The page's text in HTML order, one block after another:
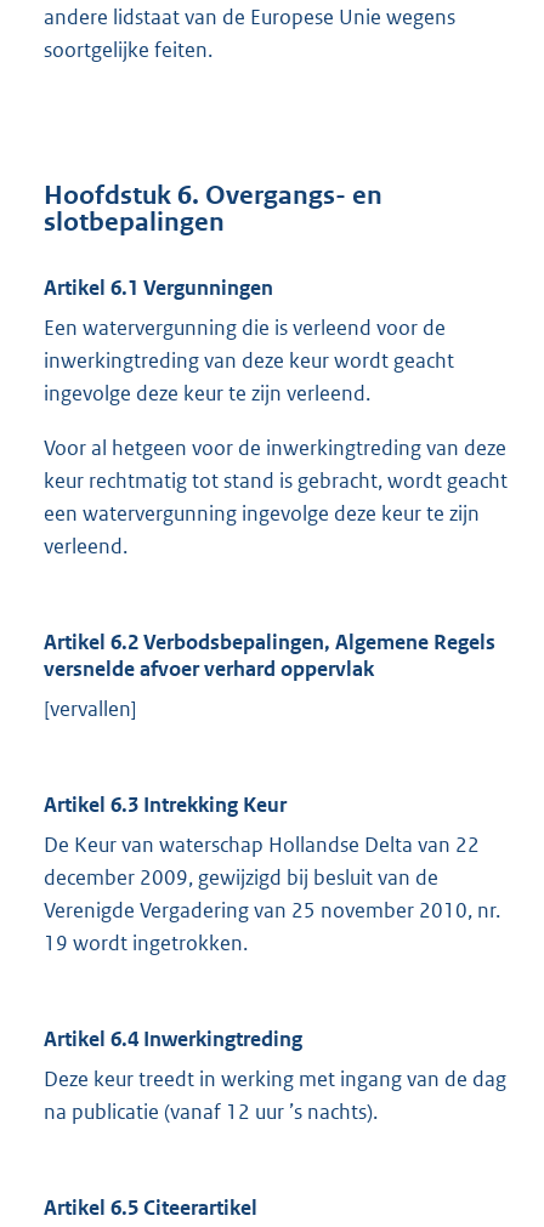
andere lidstaat van de Europese Unie wegens
soortgelijke feiten.
Hoofdstuk 6. Overgangs- en
slotbepalingen
Artikel 6.1 Vergunningen
Een watervergunning die is verleend voor de
inwerkingtreding van deze keur wordt geacht
ingevolge deze keur te zijn verleend.
Voor al hetgeen voor de inwerkingtreding van deze
keur rechtmatig tot stand is gebracht, wordt geacht
een watervergunning ingevolge deze keur te zijn
verleend.
Artikel 6.2 Verbodsbepalingen, Algemene Regels
versnelde afvoer verhard oppervlak
[vervallen]
Artikel 6.3 Intrekking Keur
De Keur van waterschap Hollandse Delta van 22
december 2009, gewijzigd bij besluit van de
Verenigde Vergadering van 25 november 2010, nr.
19 wordt ingetrokken.
Artikel 6.4 Inwerkingtreding
Deze keur treedt in werking met ingang van de dag
na publicatie (vanaf 12 uur ’s nachts).
Artikel 6.5 Citeerartikel